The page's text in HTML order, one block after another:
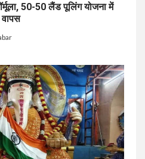
50-50 लैंड पूलिंग योजना में